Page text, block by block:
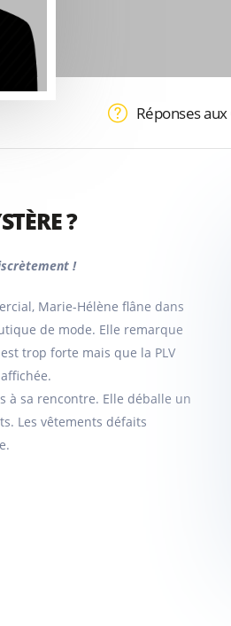
Réponses
?
!
Marie-Hélène flâne dans
de mode. Elle remarque
trop forte mais que la PLV
à sa rencontre. Elle déballe un
Les vêtements défaits